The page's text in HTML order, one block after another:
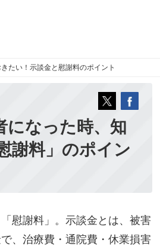
たい！示談金と慰謝料のポイント
になった時、知
謝料」のポイン
慰謝料」。示談金とは、被害
、治療費・通院費・休業損害